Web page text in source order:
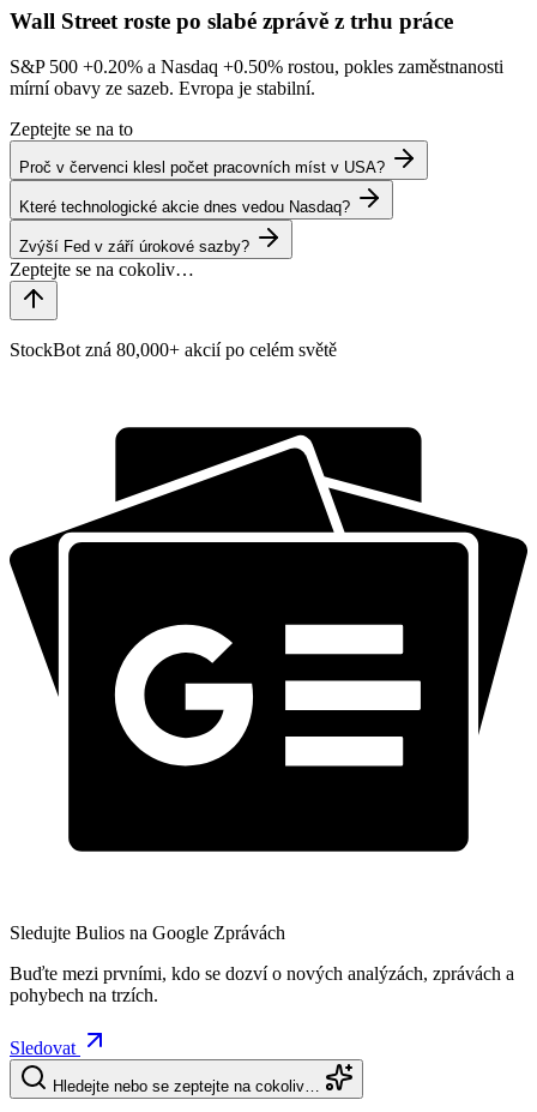
Wall Street roste po slabé zprávě z trhu práce
S&P 500 +0.20% a Nasdaq +0.50% rostou, pokles zaměstnanosti
mírní obavy ze sazeb. Evropa je stabilní.
Zeptejte se na to
Proč v červenci klesl počet pracovních míst v USA?
Které technologické akcie dnes vedou Nasdaq?
Zvýší Fed v září úrokové sazby?
StockBot zná 80,000+ akcií po celém světě
Sledujte Bulios na Google Zprávách
Buďte mezi prvními, kdo se dozví o nových analýzách, zprávách a
pohybech na trzích.
Sledovat
Hledejte nebo se zeptejte na cokoliv…